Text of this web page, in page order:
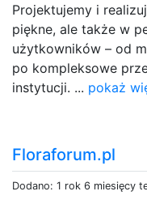
Projektujemy i
piękne, ale także w
użytkowników – od
po kompleksowe
instytucji. ... pokaż
Floraforum.pl
Dodano: 1 rok 6 miesięcy